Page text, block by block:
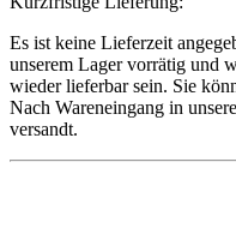
Es ist keine Lieferzeit
unserem Lager vorrätig und
wieder lieferbar sein. Sie
Nach Wareneingang in
versandt.